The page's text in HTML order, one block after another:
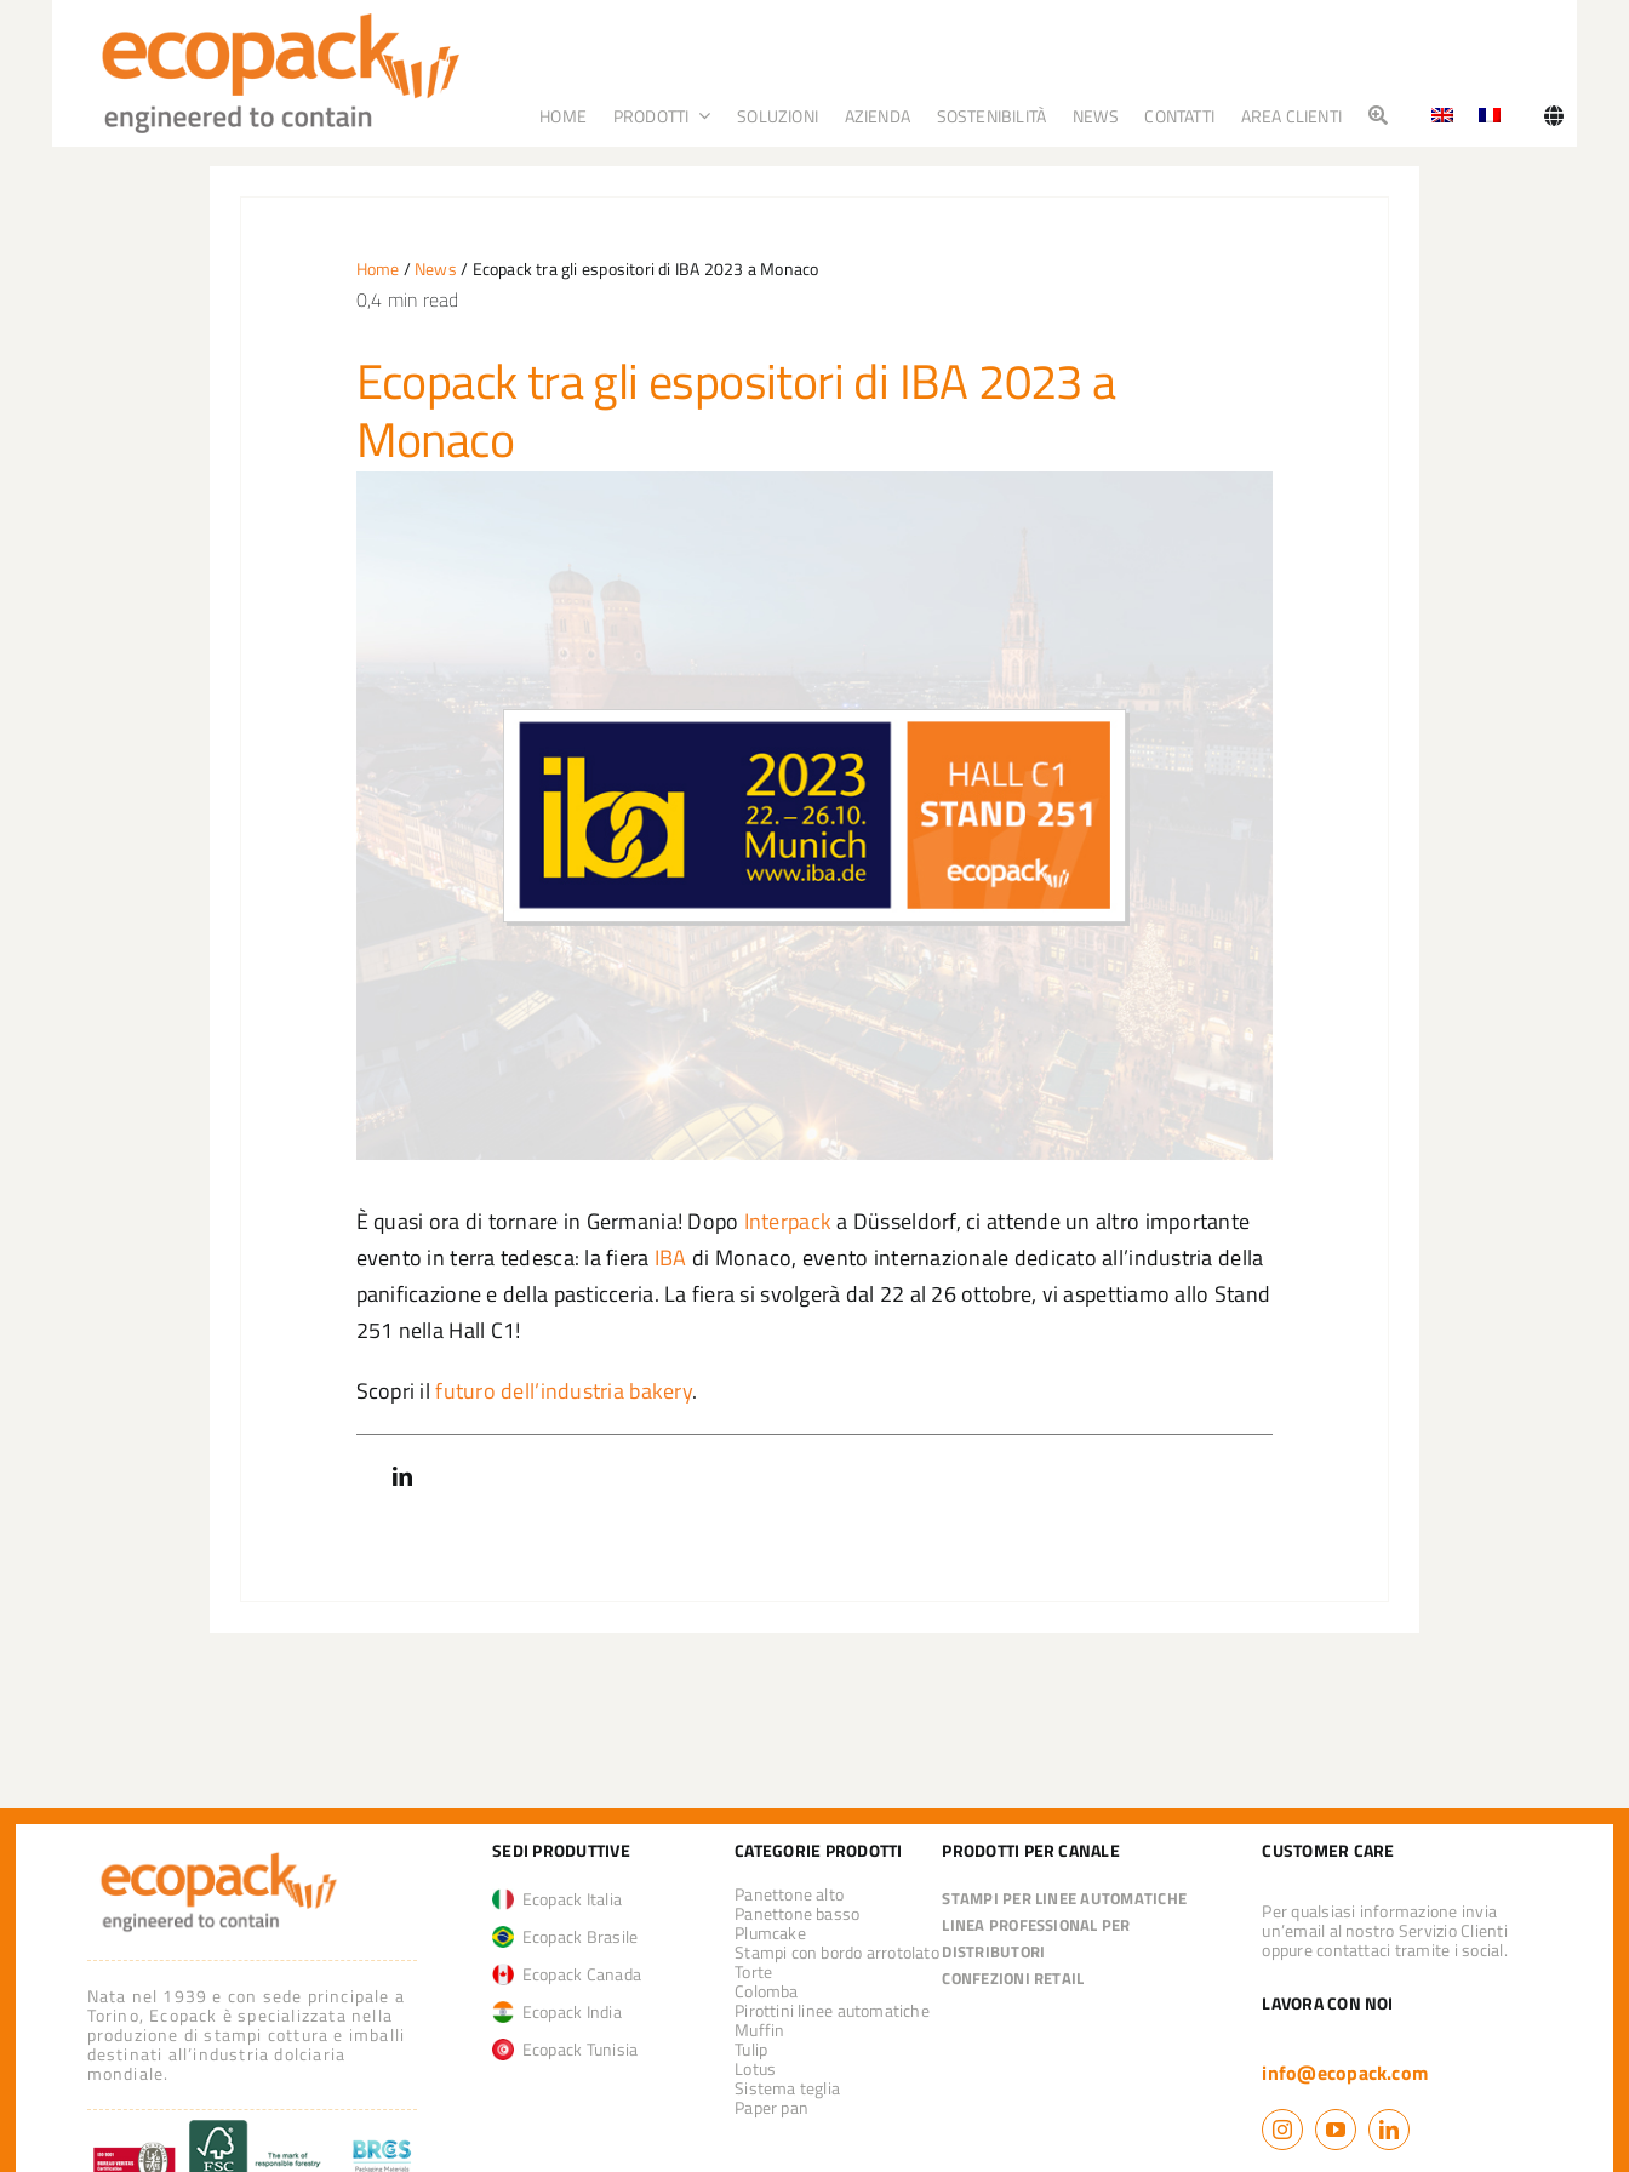
HOME PRODOTTI SOLUZIONI AZIENDA SOSTENIBILITÀ NEWS CONTATTI AREA CLIENTI
Home/News/ Ecopack tra gli espositori di IBA 2023 a Monaco
0,4 min read
Ecopack tra gli espositori di IBA 2023 a
Monaco
È quasi ora di tornare in Germania! Dopo Interpacka Düsseldorf, ci attende un altro importante
evento in terra tedesca: la fiera IBA di Monaco, evento internazionale dedicato all’industria della
panificazione e della pasticceria. La fiera si svolgerà dal 22 al 26 ottobre, vi aspettiamo allo Stand
251 nella Hall C1!
Scopri ilfuturo dell’industria bakery.
Nata nel 1939 e con sede principale a
Torino, Ecopack è specializzata nella
produzione di stampi cottura e imballi
destinati all’industria dolciaria
mondiale.
SEDI PRODUTTIVE
Ecopack Italia
Ecopack Brasile
Ecopack Canada
Ecopack India
Ecopack Tunisia
CATEGORIE PRODOTTI
Panettone alto
Panettone basso
Plumcake
Stampi con bordo arrotolato
Torte
Colomba
Pirottini linee automatiche
Muffin
Tulip
Lotus
Sistema teglia
Paper pan
PRODOTTI PER CANALE
STAMPI PER LINEE AUTOMATICHE
LINEA PROFESSIONAL PER
DISTRIBUTORI
CONFEZIONI RETAIL
CUSTOMER CARE
Per qualsiasi informazione invia
un’email al nostro Servizio Clienti
oppure contattaci tramite i social.
LAVORA CON NOI
info@ecopack.com